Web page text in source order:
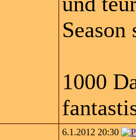
1000
6.1.2012 20:30